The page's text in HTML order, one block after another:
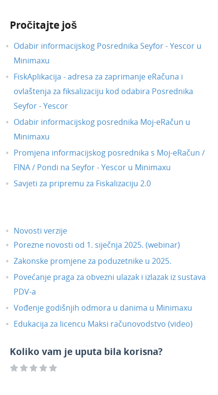
Travanj 2021.
Ožujak 2021.
Veljača 2021.
Siječanj 2021.
Prosinac 2020.
Studeni 2020.
Listopad 2020.
Rujan 2020.
Srpanj 2020.
Svibanj 2020.
Veljača 2020.
Povratna naknada na izlaznim računima
Baza znanja
Pročitajte još
Odabir informacijskog Posrednika Seyfor - Yescor u
Minimaxu
FiskAplikacija - adresa za zaprimanje eRačuna i
ovlaštenja za fiksalizaciju kod odabira Posrednika
Seyfor - Yescor
Odabir informacijskog posrednika Moj-eRačun u
Minimaxu
Promjena informacijskog posrednika s Moj-eRačun /
FINA / Pondi na Seyfor - Yescor u Minimaxu
Savjeti za pripremu za Fiskalizaciju 2.0
Novosti verzije
Porezne novosti od 1. siječnja 2025. (webinar)
Zakonske promjene za poduzetnike u 2025.
Povećanje praga za obvezni ulazak i izlazak iz sustava
PDV-a
Vođenje godišnjih odmora u danima u Minimaxu
Edukacija za licencu Maksi računovodstvo (video)
Koliko vam je uputa bila korisna?